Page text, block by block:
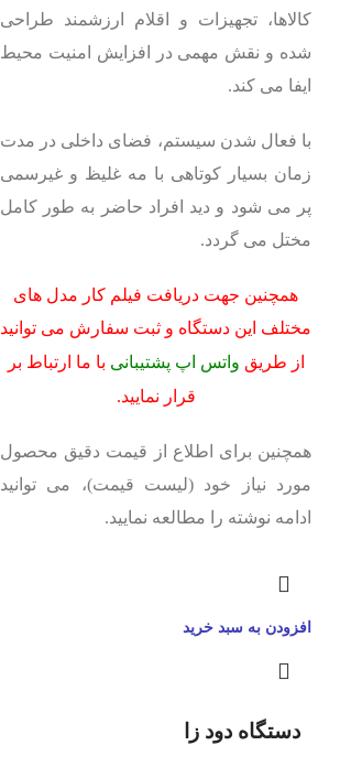
کالاها، تجهیزات و اقلام ارزشمند طراحی
شده و نقش مهمی در افزایش امنیت محیط
ایفا می کند.
با فعال شدن سیستم، فضای داخلی در مدت
زمان بسیار کوتاهی با مه غلیظ و غیرسمی
پر می شود و دید افراد حاضر به طور کامل
مختل می گردد.
همچنین جهت دریافت فیلم کار مدل های
مختلف این دستگاه و ثبت سفارش می توانید
از طریق واتس اپ پشتیبانی با ما ارتباط بر
قرار نمایید.
همچنین برای اطلاع از قیمت دقیق محصول
مورد نیاز خود (لیست قیمت)، می توانید
ادامه نوشته را مطالعه نمایید.
افزودن به سبد خرید
دستگاه دود زا